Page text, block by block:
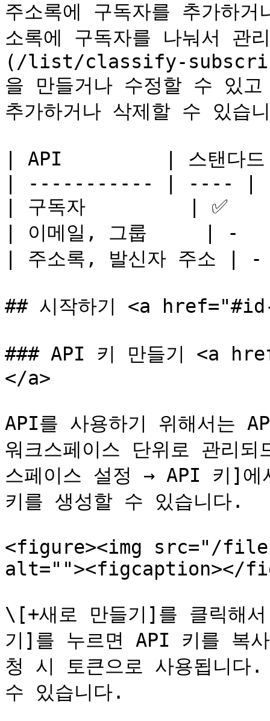
주소록에 구독자를 추가하
소록에 구독자를 나눠서
(/list/classify-
을 만들거나 수정할 수 있
추가하거나 삭제할 수 있습
| API         | 스탠다드
| ----------- | ----
| 구독자         | ✅
| 이메일, 그룹     |
| 주소록, 발신자 주
## 시작하기 <a
### API 키 만들기 <a
</a>
API를 사용하기 위해서는
워크스페이스 단위로 관리
스페이스 설정 → API 키]
키를 생성할 수 있습니다.
<figure><img src="/files/
alt=""><figcaption></
\[+새로 만들기]를 클릭해
기]를 누르면 API 키를 복
청 시 토큰으로 사용됩니
수 있습니다.